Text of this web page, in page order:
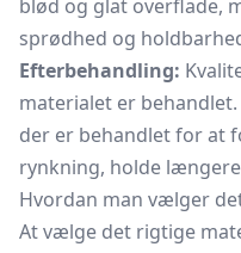
blød og glat overflade,
sprødhed og
Efterbehandling:
materialet er
der er behandlet for at
rynkning, holde
Hvordan man vælger
At vælge det rigtige